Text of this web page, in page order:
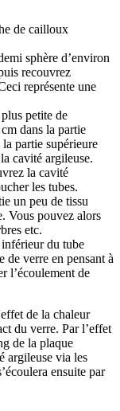
de cailloux
sphère d’environ
recouvrez
représente une
petite de
dans la partie
partie supérieure
cavité argileuse.
la cavité
les tubes.
un peu de tissu
Vous pouvez alors
etc.
inférieur du tube
de verre en pensant à
l’écoulement de
de la chaleur
du verre. Par l’effet
de la plaque
argileuse via les
ensuite par